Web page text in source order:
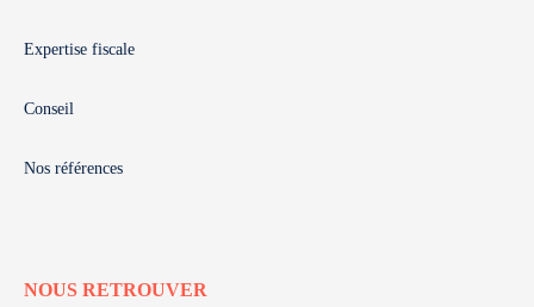
Expertise fiscale
Conseil
Nos références
NOUS RETROUVER